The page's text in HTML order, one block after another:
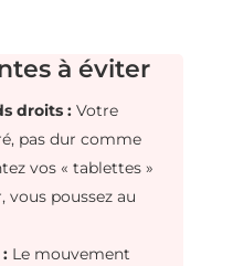
à éviter
droits : Votre
pas dur comme
vos « tablettes »
vous poussez au
Le mouvement